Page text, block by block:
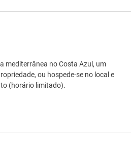
mediterrânea no Costa Azul, um
ou hospede-se no local e
(horário limitado).